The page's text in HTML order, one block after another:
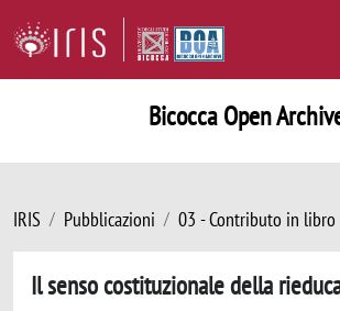
Bicocca Open
IRIS Pubblicazioni 03 - Contributo in libro
Il senso costituzionale della